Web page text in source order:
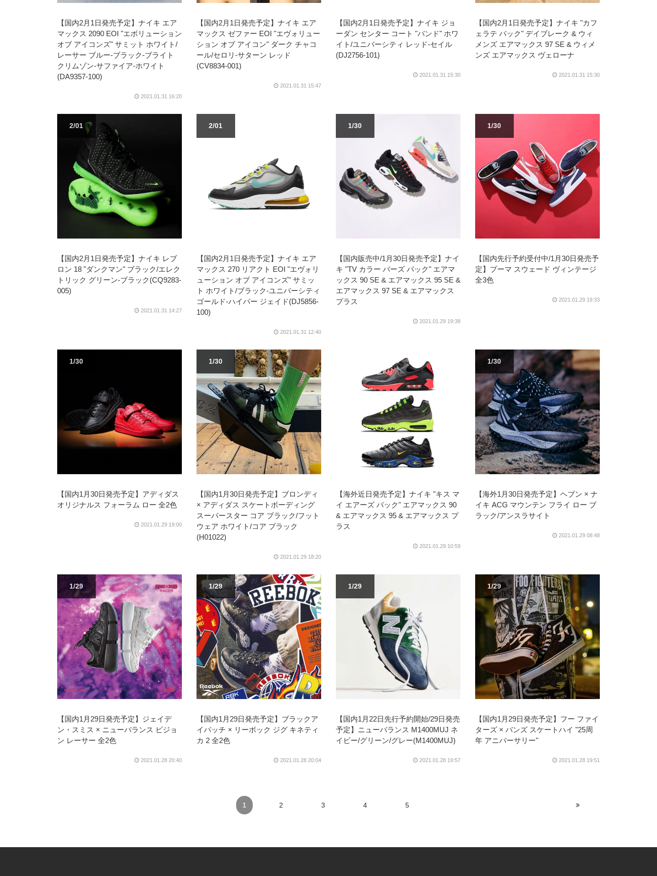
【国内2月1日発売予定】ナイキ エア
マックス 2090 EOI "エボリューション
オブ アイコンズ" サミット ホワイト/
レーサー ブルー-ブラック-ブライト
クリムゾン-サファイア-ホワイト
(DA9357-100)
2021.01.31 16:20
【国内2月1日発売予定】ナイキ エア
マックス ゼファー EOI "エヴォリュー
ション オブ アイコン" ダーク チャコ
ール/セロリ-サターン レッド
(CV8834-001)
2021.01.31 15:47
【国内2月1日発売予定】ナイキ ジョ
ーダン センター コート "バンド" ホワ
イト/ユニバーシティ レッド-セイル
(DJ2756-101)
2021.01.31 15:30
【国内2月1日発売予定】ナイキ "カフ
ェラテ パック" デイブレーク & ウィ
メンズ エアマックス 97 SE & ウィメ
ンズ エアマックス ヴェローナ
2021.01.31 15:30
2/01
【国内2月1日発売予定】ナイキ レブ
ロン 18 "ダンクマン" ブラック/エレク
トリック グリーン-ブラック(CQ9283-
005)
2021.01.31 14:27
2/01
【国内2月1日発売予定】ナイキ エア
マックス 270 リアクト EOI "エヴォリ
ューション オブ アイコンズ" サミッ
ト ホワイト/ブラック-ユニバーシティ
ゴールド-ハイパー ジェイド(DJ5856-
100)
2021.01.31 12:40
1/30
【国内販売中/1月30日発売予定】ナイ
キ "TV カラー バーズ パック" エアマ
ックス 90 SE & エアマックス 95 SE &
エアマックス 97 SE & エアマックス
プラス
2021.01.29 19:38
1/30
【国内先行予約受付中/1月30日発売予
定】プーマ スウェード ヴィンテージ
全3色
2021.01.29 19:33
1/30
【国内1月30日発売予定】アディダス
オリジナルス フォーラム ロー 全2色
2021.01.29 19:00
1/30
【国内1月30日発売予定】ブロンディ
× アディダス スケートボーディング
スーパースター コア ブラック/フット
ウェア ホワイト/コア ブラック
(H01022)
2021.01.29 18:20
【海外近日発売予定】ナイキ "キス マ
イ エアーズ パック" エアマックス 90
& エアマックス 95 & エアマックス プ
ラス
2021.01.29 10:59
1/30
【海外1月30日発売予定】ヘブン × ナ
イキ ACG マウンテン フライ ロー ブ
ラック/アンスラサイト
2021.01.29 08:48
1/29
【国内1月29日発売予定】ジェイデ
ン・スミス × ニューバランス ビジョ
ン レーサー 全2色
2021.01.28 20:40
1/29
【国内1月29日発売予定】ブラックア
イパッチ × リーボック ジグ キネティ
カ 2 全2色
2021.01.28 20:04
1/29
【国内1月22日先行予約開始/29日発売
予定】ニューバランス M1400MUJ ネ
イビー/グリーン/グレー(M1400MUJ)
2021.01.28 19:57
1/29
【国内1月29日発売予定】フー ファイ
ターズ × バンズ スケートハイ "25周
年 アニバーサリー"
2021.01.28 19:51
1 2 3 4 5